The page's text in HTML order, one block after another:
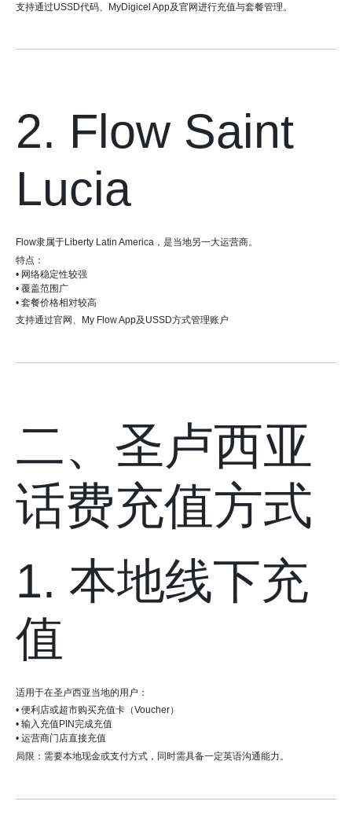
支持通过USSD代码、MyDigicel App及官网进行充值与套餐管理。
2. Flow Saint
Lucia
Flow隶属于Liberty Latin America，是当地另一大运营商。
特点：
• 网络稳定性较强
• 覆盖范围广
• 套餐价格相对较高
支持通过官网、My Flow App及USSD方式管理账户
二、圣卢西亚
话费充值方式
1. 本地线下充
值
适用于在圣卢西亚当地的用户：
• 便利店或超市购买充值卡（Voucher）
• 输入充值PIN完成充值
• 运营商门店直接充值
局限：需要本地现金或支付方式，同时需具备一定英语沟通能力。